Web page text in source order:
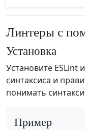
Линтеры с
Установка
Установите
синтаксиса и
понимать
Пример